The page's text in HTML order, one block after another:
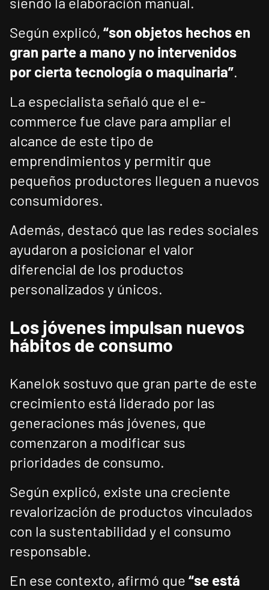
Según explicó, “son objetos hechos en
gran parte a mano y no intervenidos
por cierta tecnología o maquinaria”.
La especialista señaló que el e-
commerce fue clave para ampliar el
alcance de este tipo de
emprendimientos y permitir que
pequeños productores lleguen a nuevos
consumidores.
Además, destacó que las redes sociales
ayudaron a posicionar el valor
diferencial de los productos
personalizados y únicos.
Los jóvenes impulsan nuevos
hábitos de consumo
Kanelok sostuvo que gran parte de este
crecimiento está liderado por las
generaciones más jóvenes, que
comenzaron a modificar sus
prioridades de consumo.
Según explicó, existe una creciente
revalorización de productos vinculados
con la sustentabilidad y el consumo
responsable.
En ese contexto, afirmó que “se está